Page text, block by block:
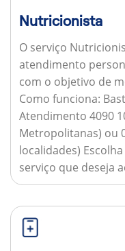
Nutricionista
O serviço
atendimento
com o objetivo de
Como funciona:
Atendimento 4090
Metropolitanas) ou
localidades)
serviço que deseja